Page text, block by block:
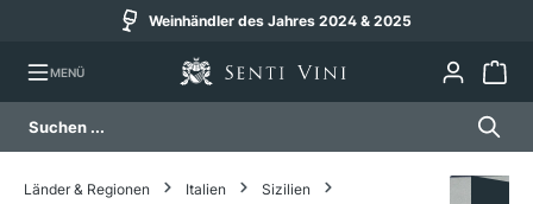
Weinhändler des Jahres 2024 & 2025
MENÜ
Länder & Regionen Italien
Sizilien